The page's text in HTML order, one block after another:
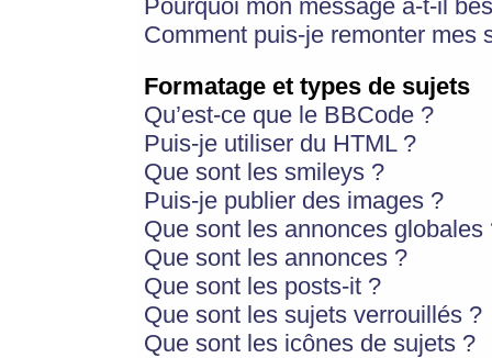
Pourquoi mon message a-t-il
Comment puis-je remonter mes
Formatage et types de sujets
Qu’est-ce que le BBCode ?
Puis-je utiliser du HTML ?
Que sont les smileys ?
Puis-je publier des images ?
Que sont les annonces globales
Que sont les annonces ?
Que sont les posts-it ?
Que sont les sujets verrouillés ?
Que sont les icônes de sujets ?